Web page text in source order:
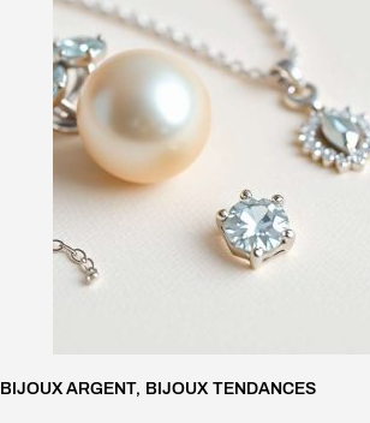
BIJOUX ARGENT, BIJOUX TENDANCES